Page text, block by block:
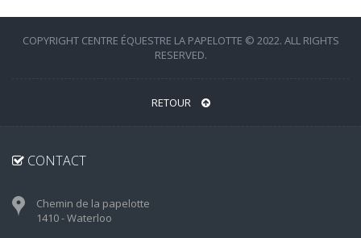
COPYRIGHT CENTRE ÉQUESTRE LA PAPELOTTE © 2022. ALL RIGHTS
RESERVED.
RETOUR
CONTACT
Chemin de la papelotte
1410 - Waterloo